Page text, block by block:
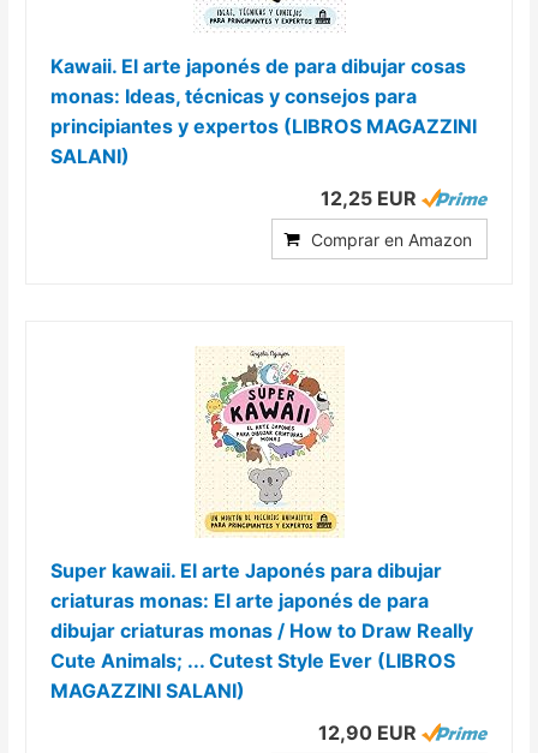
Kawaii. El arte japonés de para dibujar cosas
monas: Ideas, técnicas y consejos para
principiantes y expertos (LIBROS MAGAZZINI
SALANI)
12,25 EUR
Comprar en Amazon
Super kawaii. El arte Japonés para dibujar
criaturas monas: El arte japonés de para
dibujar criaturas monas / How to Draw Really
Cute Animals; ... Cutest Style Ever (LIBROS
MAGAZZINI SALANI)
12,90 EUR